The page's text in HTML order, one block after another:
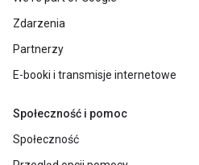
Zdarzenia
Partnerzy
E-booki i transmisje internetowe
Społeczność i pomoc
Społeczność